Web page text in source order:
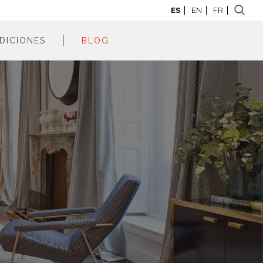
ES EN FR
2025
2024
2023
2022
2021
2020
2019
2018
2017
BLOG